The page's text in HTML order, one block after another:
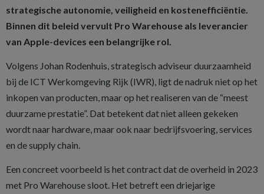
strategische autonomie, veiligheid en kostenefficiëntie.
Binnen dit beleid vervult Pro Warehouse als leverancier
van Apple-devices een belangrijke rol.
Volgens Johan Rodenhuis, strategisch adviseur duurzaamheid
bij de ICT Werkomgeving Rijk (IWR), ligt de nadruk niet op het
inkopen van producten, maar op het realiseren van de “meest
duurzame prestatie”. Dat betekent dat niet alleen gekeken
wordt naar hardware, maar ook naar bedrijfsvoering, services
en de supply chain.
Een concreet voorbeeld is het contract dat de overheid in 2023
met Pro Warehouse sloot. Het betreft een driejarige